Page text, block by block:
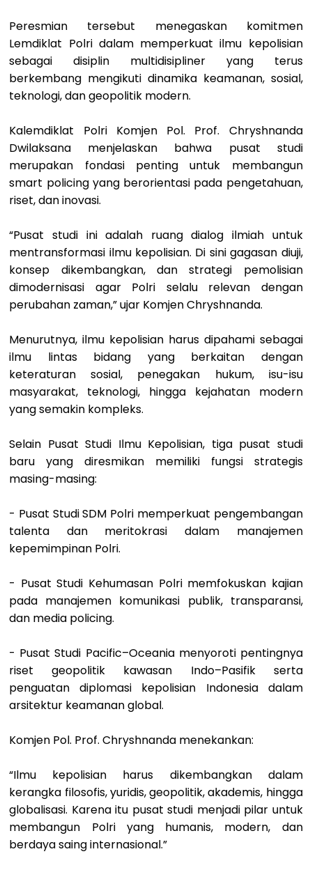
Peresmian tersebut menegaskan komitmen
Lemdiklat Polri dalam memperkuat ilmu kepolisian
sebagai disiplin multidisipliner yang terus
berkembang mengikuti dinamika keamanan, sosial,
teknologi, dan geopolitik modern.
Kalemdiklat Polri Komjen Pol. Prof. Chryshnanda
Dwilaksana menjelaskan bahwa pusat studi
merupakan fondasi penting untuk membangun
smart policing yang berorientasi pada pengetahuan,
riset, dan inovasi.
“Pusat studi ini adalah ruang dialog ilmiah untuk
mentransformasi ilmu kepolisian. Di sini gagasan diuji,
konsep dikembangkan, dan strategi pemolisian
dimodernisasi agar Polri selalu relevan dengan
perubahan zaman,” ujar Komjen Chryshnanda.
Menurutnya, ilmu kepolisian harus dipahami sebagai
ilmu lintas bidang yang berkaitan dengan
keteraturan sosial, penegakan hukum, isu-isu
masyarakat, teknologi, hingga kejahatan modern
yang semakin kompleks.
Selain Pusat Studi Ilmu Kepolisian, tiga pusat studi
baru yang diresmikan memiliki fungsi strategis
masing-masing:
- Pusat Studi SDM Polri memperkuat pengembangan
talenta dan meritokrasi dalam manajemen
kepemimpinan Polri.
- Pusat Studi Kehumasan Polri memfokuskan kajian
pada manajemen komunikasi publik, transparansi,
dan media policing.
- Pusat Studi Pacific–Oceania menyoroti pentingnya
riset geopolitik kawasan Indo–Pasifik serta
penguatan diplomasi kepolisian Indonesia dalam
arsitektur keamanan global.
Komjen Pol. Prof. Chryshnanda menekankan:
“Ilmu kepolisian harus dikembangkan dalam
kerangka filosofis, yuridis, geopolitik, akademis, hingga
globalisasi. Karena itu pusat studi menjadi pilar untuk
membangun Polri yang humanis, modern, dan
berdaya saing internasional.”